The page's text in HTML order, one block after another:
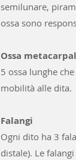
semilunare,
ossa sono
Ossa
5 ossa lunghe
mobilità alle dita.
Falangi
Ogni dito ha 3
distale). Le